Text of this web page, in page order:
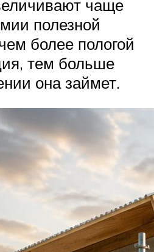
чаще
полезной
более пологой
тем больше
она займет.